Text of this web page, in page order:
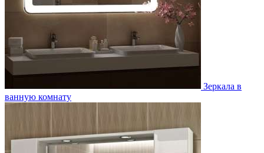
Зеркала в
ванную комнату